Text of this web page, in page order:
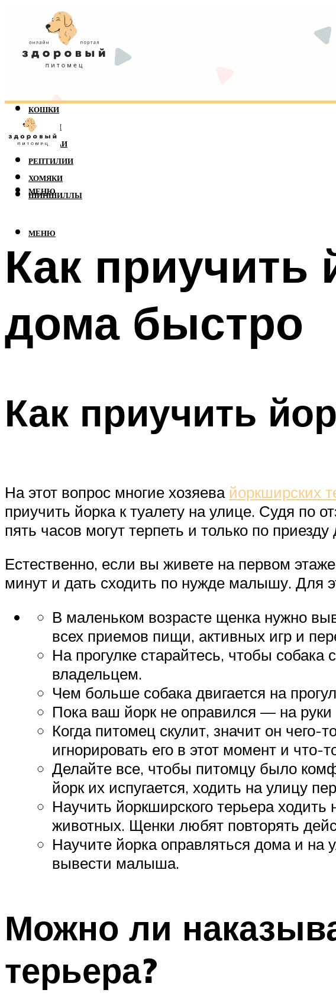
КОШКИ
СОБАКИ
ПОПУГАИ
РЕПТИЛИИ
ХОМЯКИ
ШИНШИЛЛЫ
МЕНЮ
МЕНЮ
Как приучить
дома быстро
Как приучить
На этот вопрос многие хозяева йоркширских
приучить йорка к туалету на улице. Судя по
пять часов могут терпеть и только по
Естественно, если вы живете на первом
минут и дать сходить по нужде малышу. Для
В маленьком возрасте щенка нужно
всех приемов пищи, активных игр и
На прогулке старайтесь, чтобы
владельцем.
Чем больше собака двигается на
Пока ваш йорк не оправился — на руки
Когда питомец скулит, значит он
игнорировать его в этот момент и что-
Делайте все, чтобы питомцу было
йорк их испугается, ходить на улицу
Научить йоркширского терьера
животных. Щенки любят повторять
Научите йорка оправляться дома и на
вывести малыша.
Можно ли
терьера?